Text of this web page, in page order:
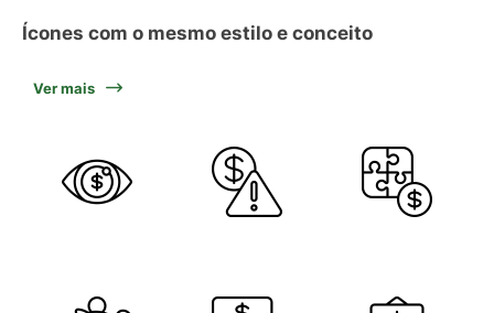
Ícones com o mesmo estilo e conceito
Ver mais